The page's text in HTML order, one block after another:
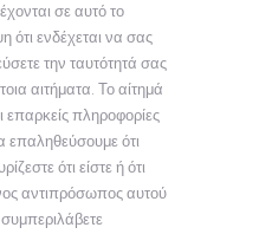
σε αυτό το
ενδέχεται να σας
την ταυτότητά σας
αιτήματα. Το αίτημά
πληροφορίες
επαληθεύσουμε ότι
ότι είστε ή ότι
αντιπρόσωπος αυτού